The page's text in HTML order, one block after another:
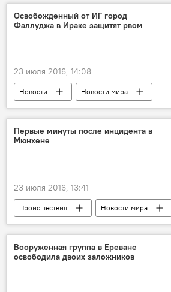
Баку Азад Рагимов
AGF
Федерация гимнастики
Кубок мира по художественной гимнастике
Освобожденный от ИГ город
Фаллуджа в Ираке защитят рвом
23 июля 2016, 14:08
Новости Новости мира
Первые минуты после инцидента в
Мюнхене
23 июля 2016, 13:41
Происшествия
Новости мира
МУЛЬТИМЕДИА
Видео
Вооруженная группа в Ереване
освободила двоих заложников